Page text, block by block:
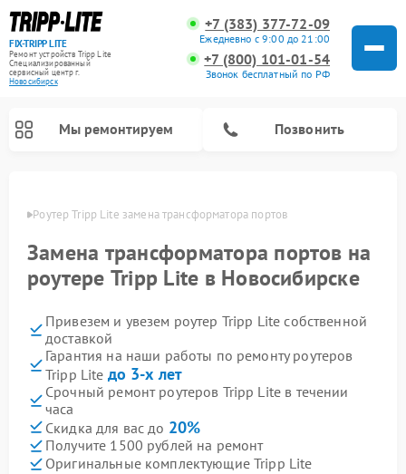
FIX-TRIPP LITE
Ремонт устройств Tripp Lite
Специализированный
cервисный центр г.
Новосибирск
+7 (383) 377-72-09
Ежедневно с 9:00 до 21:00
+7 (800) 101-01-54
Звонок бесплатный по РФ
Мы ремонтируем Позвонить
Роутер Tripp Lite замена трансформатора портов
Замена трансформатора портов на
роутере Tripp Lite в Новосибирске
Привезем и увезем роутер Tripp Lite собственной
доставкой
Гарантия на наши работы по ремонту роутеров
Tripp Lite до 3-х лет
Срочный ремонт роутеров Tripp Lite в течении
часа
Скидка для вас до 20%
Получите 1500 рублей на ремонт
Оригинальные комплектующие Tripp Lite